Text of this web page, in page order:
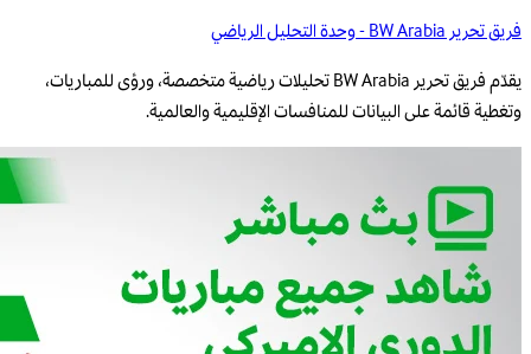
فريق تحرير BW Arabia - وحدة التحليل الرياضي
يقدّم فريق تحرير BW Arabia تحليلات رياضية متخصصة، ورؤى للمباريات،
وتغطية قائمة على البيانات للمنافسات الإقليمية والعالمية.